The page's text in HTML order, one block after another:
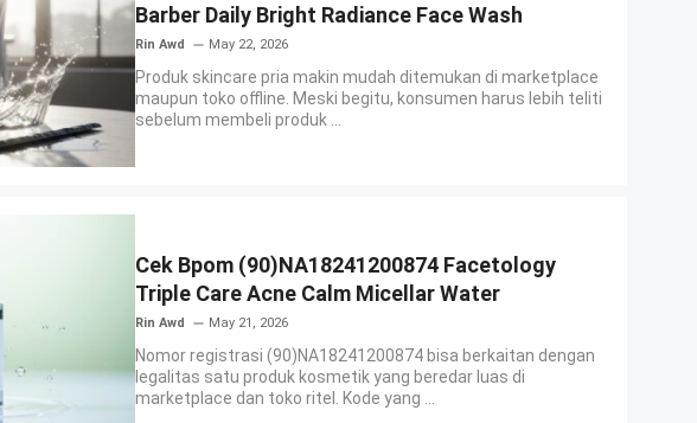
Barber Daily Bright Radiance Face Wash
Rin Awd May 22, 2026
Produk skincare pria makin mudah ditemukan di marketplace
maupun toko offline. Meski begitu, konsumen harus lebih teliti
sebelum membeli produk ...
Cek Bpom (90)NA18241200874 Facetology
Triple Care Acne Calm Micellar Water
Rin Awd May 21, 2026
Nomor registrasi (90)NA18241200874 bisa berkaitan dengan
legalitas satu produk kosmetik yang beredar luas di
marketplace dan toko ritel. Kode yang ...